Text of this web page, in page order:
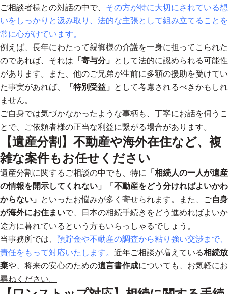
ご相談者様との対話の中で、 その方が特に大切にされている想
いをしっかりと汲み取り、法的な主張として組み立てることを
常に心がけています。
例えば、長年にわたって親御様の介護を一身に担ってこられた
のであれば、それは 「寄与分」 として法的に認められる可能性
があります。また、他のご兄弟が生前に多額の援助を受けてい
た事実があれば、
「特別受益」 として考慮されるべきかもしれ
ません。
ご自身では気づかなかったような事柄も、丁寧にお話を伺うこ
とで、ご依頼者様の正当な利益に繋がる場合があります。
【遺産分割】不動産や海外在住など、複
雑な案件もお任せください
遺産分割に関するご相談の中でも、特に
「相続人の一人が遺産
の情報を開示してくれない」「不動産をどう分ければよいかわ
からない」 といったお悩みが多く寄せられます。また、ご自身
が海外にお住まいで、日本の相続手続きをどう進めればよいか
途方に暮れているという方もいらっしゃるでしょう。
当事務所では、 預貯金や不動産の調査から粘り強い交渉まで、
責任をもって対応いたします。 近年ご相談が増えている相続放
棄や、将来の安心のための遺言書作成についても、 お気軽にお
尋ねください。